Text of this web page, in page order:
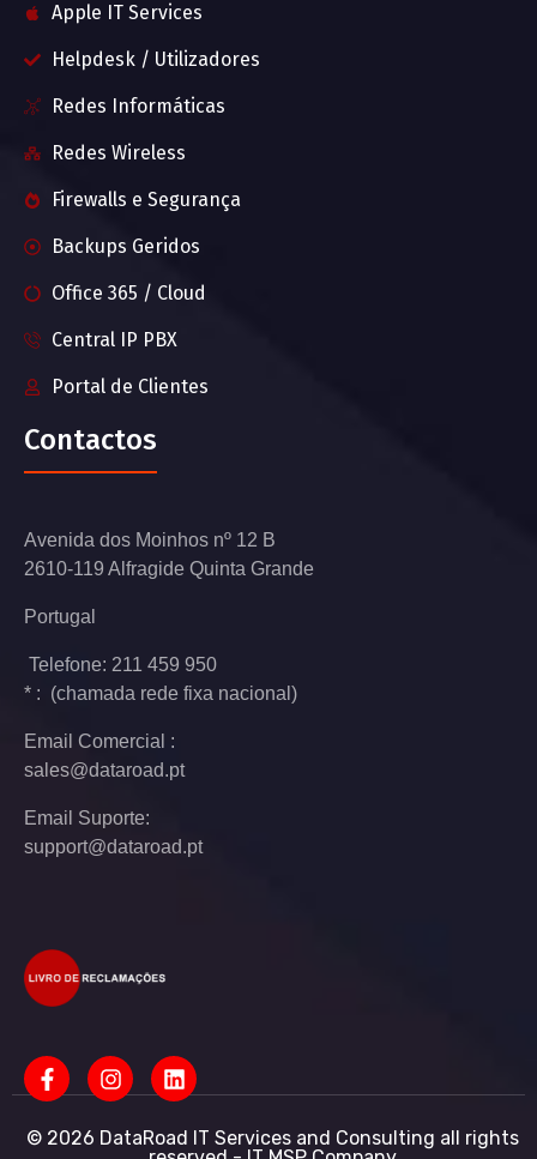
Apple IT Services
Helpdesk / Utilizadores
Redes Informáticas
Redes Wireless
Firewalls e Segurança
Backups Geridos
Office 365 / Cloud
Central IP PBX
Portal de Clientes
Contactos
Avenida dos Moinhos nº 12 B
2610-119 Alfragide Quinta Grande
Portugal
Telefone: 211 459 950
* : (chamada rede fixa nacional)
Email Comercial :
sales@dataroad.pt
Email Suporte:
support@dataroad.pt
© 2026 DataRoad IT Services and Consulting all rights